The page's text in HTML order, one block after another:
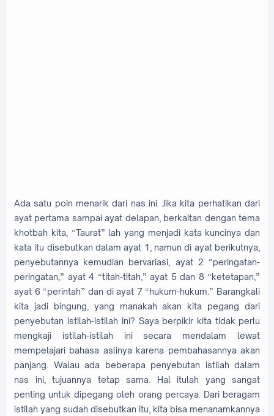
Ada satu poin menarik dari nas ini. Jika kita perhatikan dari
ayat pertama sampai ayat delapan, berkaitan dengan tema
khotbah kita, “Taurat” lah yang menjadi kata kuncinya dan
kata itu disebutkan dalam ayat 1, namun di ayat berikutnya,
penyebutannya kemudian bervariasi, ayat 2 “peringatan-
peringatan,” ayat 4 “titah-titah,” ayat 5 dan 8 “ketetapan,”
ayat 6 “perintah” dan di ayat 7 “hukum-hukum.” Barangkali
kita jadi bingung, yang manakah akan kita pegang dari
penyebutan istilah-istilah ini? Saya berpikir kita tidak perlu
mengkaji istilah-istilah ini secara mendalam lewat
mempelajari bahasa aslinya karena pembahasannya akan
panjang. Walau ada beberapa penyebutan istilah dalam
nas ini, tujuannya tetap sama. Hal itulah yang sangat
penting untuk dipegang oleh orang percaya. Dari beragam
istilah yang sudah disebutkan itu, kita bisa menanamkannya